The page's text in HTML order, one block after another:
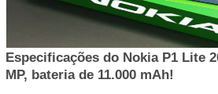
Especificações do Nokia P1 Lite
MP, bateria de 11.000 mAh!